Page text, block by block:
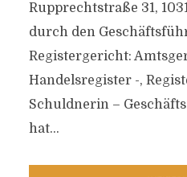
Rupprechtstraße 31,
durch den
Registergericht:
Handelsregister -,
Schuldnerin –
hat...